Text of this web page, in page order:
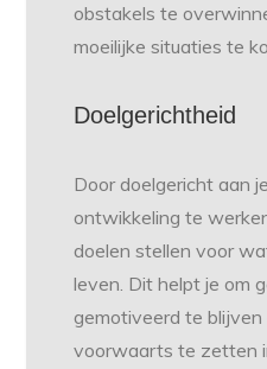
obstakels te
moeilijke situaties te
Doelgerichtheid
Door doelgericht aan
ontwikkeling te
doelen stellen voor
leven. Dit helpt je om
gemotiveerd te
voorwaarts te zetten